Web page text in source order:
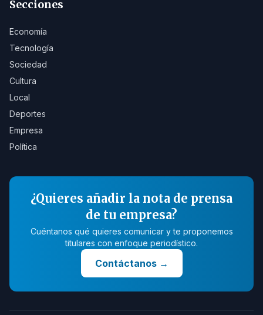
Secciones
Economía
Tecnología
Sociedad
Cultura
Local
Deportes
Empresa
Política
¿Quieres añadir la nota de prensa
de tu empresa?
Cuéntanos qué quieres comunicar y te proponemos
titulares con enfoque periodístico.
Contáctanos→